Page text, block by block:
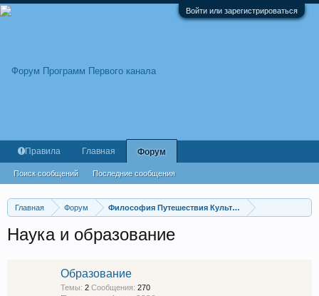
Войти или зарегистрироваться
Главная Форум Философия Путешествия Культура
Наука и образование
Образование
Темы: 2 Сообщения: 270
Правила Главная Форум
Поиск сообщений Последние сообщения